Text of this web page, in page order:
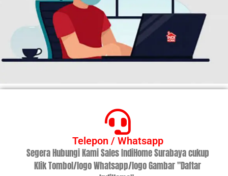
Telepon / Whatsapp
Segera Hubungi Kami Sales IndiHome Surabaya cukup
Klik Tombol/logo Whatsapp/logo Gambar "Daftar